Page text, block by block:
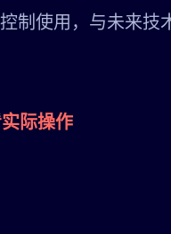
制使用，与未来技
际操作